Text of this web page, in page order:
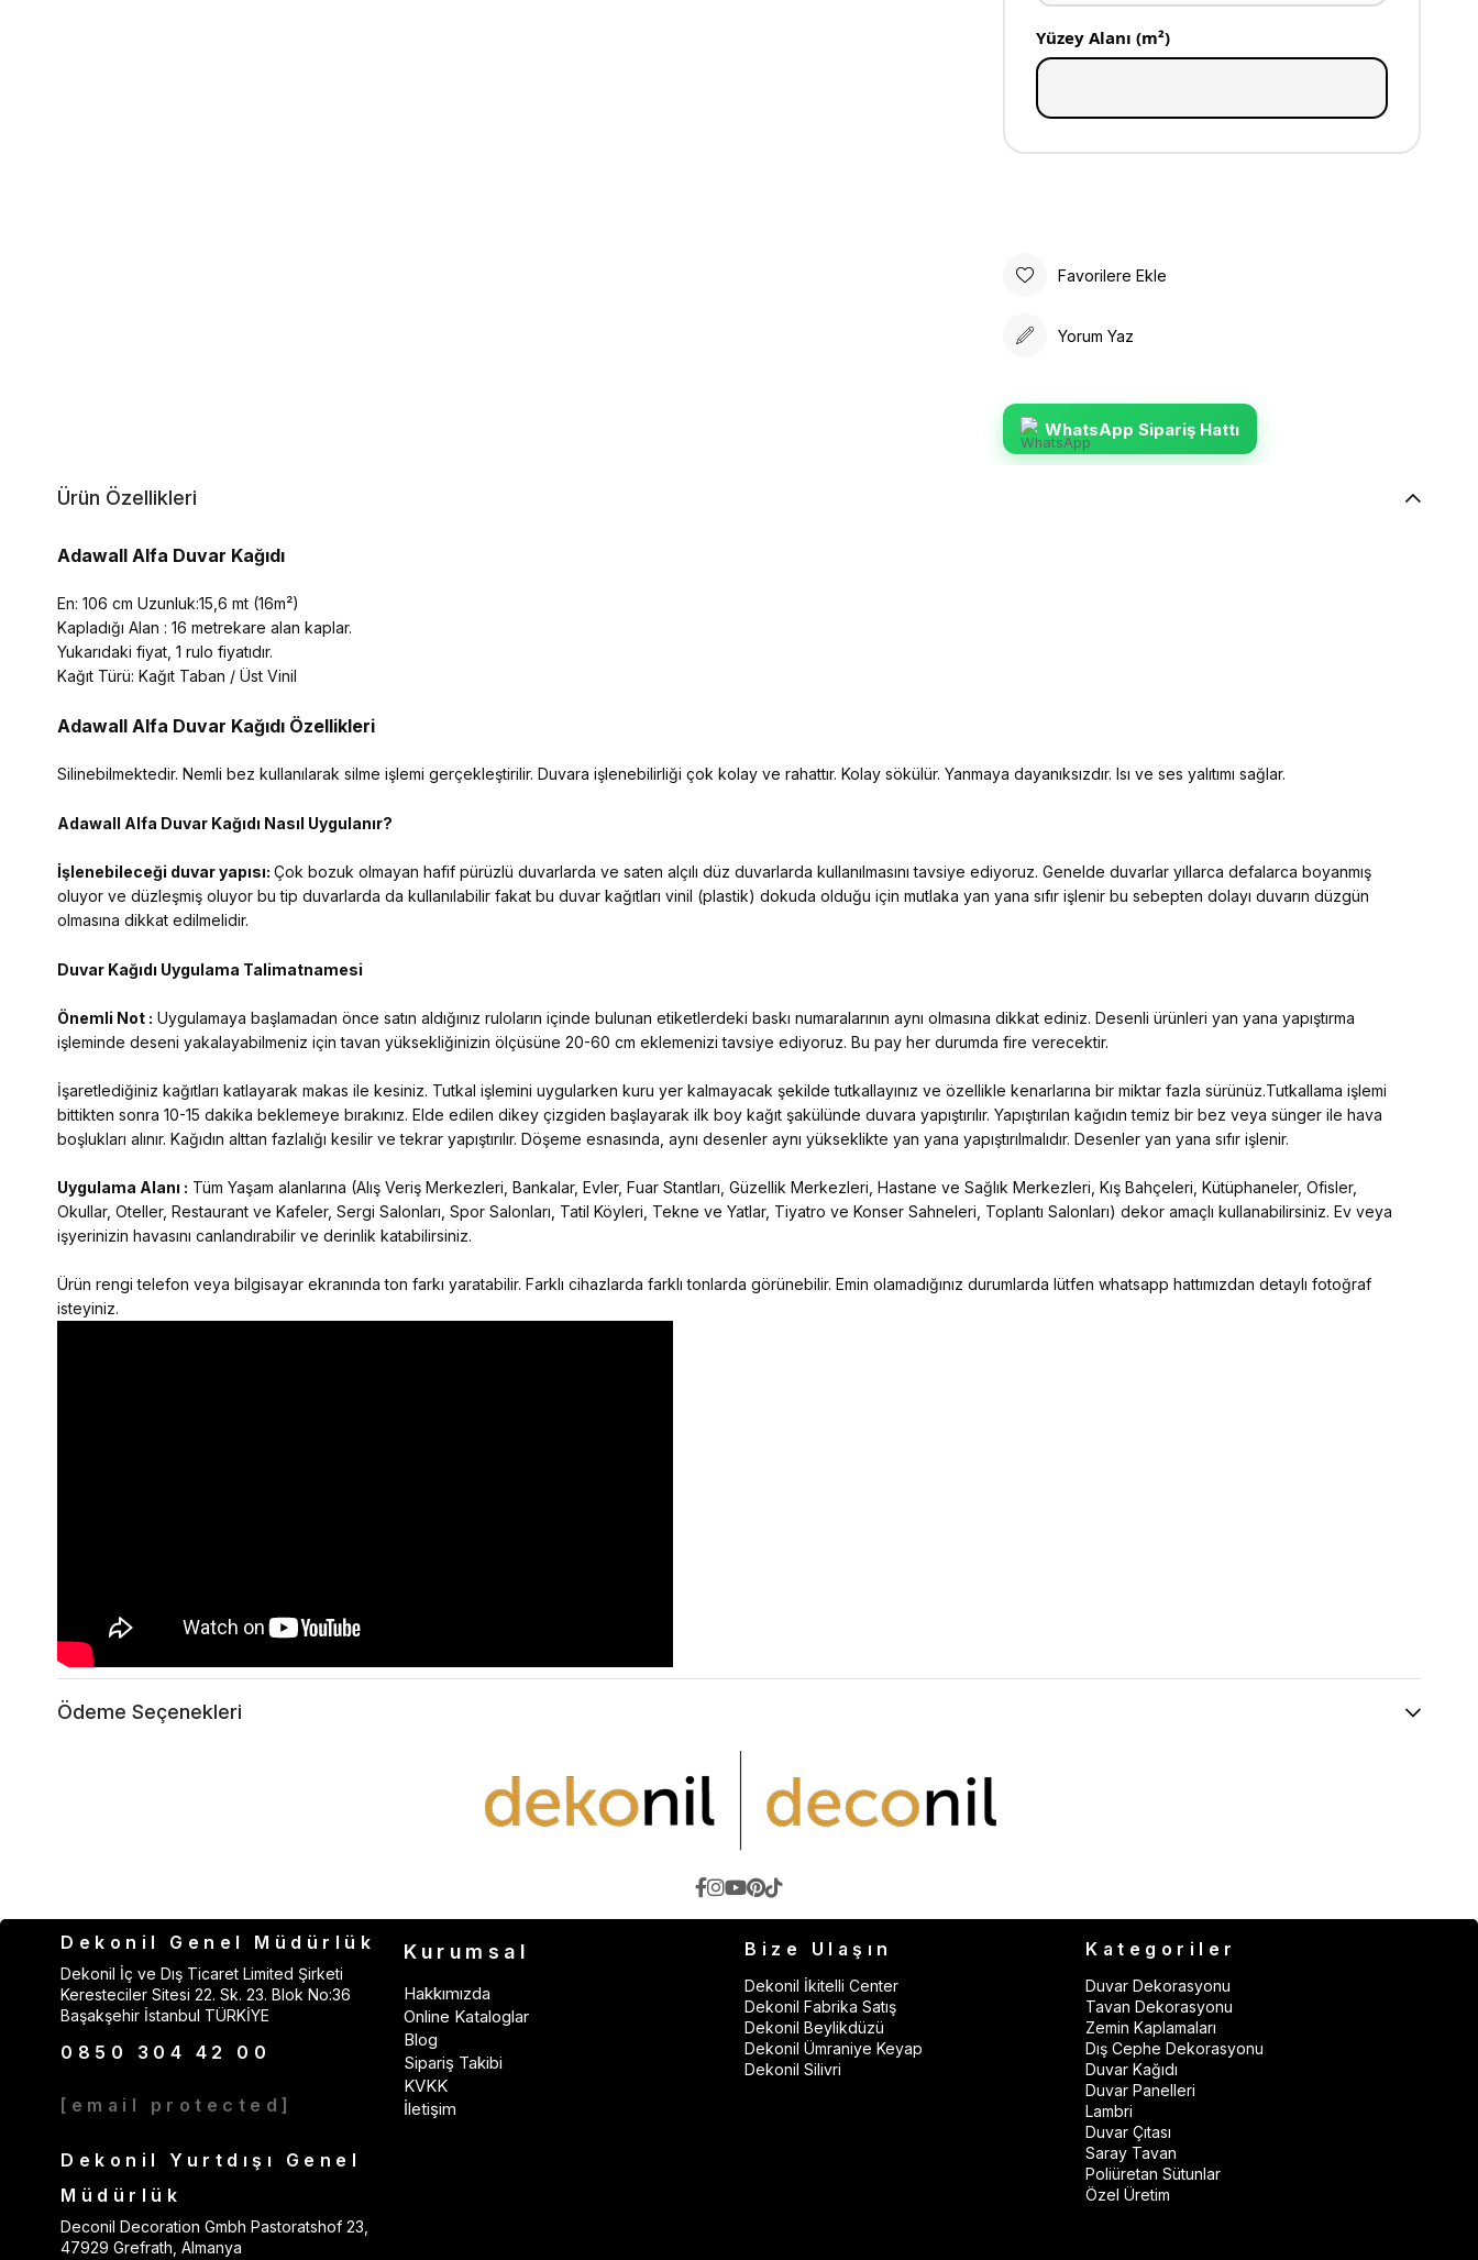
Yüzey Alanı (m²)
Favorilere Ekle
Yorum Yaz
WhatsApp Sipariş Hattı
Ürün Özellikleri
Adawall Alfa Duvar Kağıdı
En: 106 cm Uzunluk:15,6 mt (16m²)
Kapladığı Alan : 16 metrekare alan kaplar.
Yukarıdaki fiyat, 1 rulo fiyatıdır.
Kağıt Türü: Kağıt Taban / Üst Vinil
Adawall Alfa Duvar Kağıdı Özellikleri
Silinebilmektedir. Nemli bez kullanılarak silme işlemi gerçekleştirilir. Duvara işlenebilirliği çok kolay ve rahattır. Kolay sökülür. Yanmaya dayanıksızdır. Isı ve ses yalıtımı sağlar.
Adawall Alfa Duvar Kağıdı Nasıl Uygulanır?
İşlenebileceği duvar yapısı: Çok bozuk olmayan hafif pürüzlü duvarlarda ve saten alçılı düz duvarlarda kullanılmasını tavsiye ediyoruz. Genelde duvarlar yıllarca defalarca boyanmış
oluyor ve düzleşmiş oluyor bu tip duvarlarda da kullanılabilir fakat bu duvar kağıtları vinil (plastik) dokuda olduğu için mutlaka yan yana sıfır işlenir bu sebepten dolayı duvarın düzgün
olmasına dikkat edilmelidir.
Duvar Kağıdı Uygulama Talimatnamesi
Önemli Not : Uygulamaya başlamadan önce satın aldığınız ruloların içinde bulunan etiketlerdeki baskı numaralarının aynı olmasına dikkat ediniz. Desenli ürünleri yan yana yapıştırma
işleminde deseni yakalayabilmeniz için tavan yüksekliğinizin ölçüsüne 20-60 cm eklemenizi tavsiye ediyoruz. Bu pay her durumda fire verecektir.
İşaretlediğiniz kağıtları katlayarak makas ile kesiniz. Tutkal işlemini uygularken kuru yer kalmayacak şekilde tutkallayınız ve özellikle kenarlarına bir miktar fazla sürünüz.Tutkallama işlemi
bittikten sonra 10-15 dakika beklemeye bırakınız. Elde edilen dikey çizgiden başlayarak ilk boy kağıt şakülünde duvara yapıştırılır. Yapıştırılan kağıdın temiz bir bez veya sünger ile hava
boşlukları alınır. Kağıdın alttan fazlalığı kesilir ve tekrar yapıştırılır. Döşeme esnasında, aynı desenler aynı yükseklikte yan yana yapıştırılmalıdır. Desenler yan yana sıfır işlenir.
Uygulama Alanı : Tüm Yaşam alanlarına (Alış Veriş Merkezleri, Bankalar, Evler, Fuar Stantları, Güzellik Merkezleri, Hastane ve Sağlık Merkezleri, Kış Bahçeleri, Kütüphaneler, Ofisler,
Okullar, Oteller, Restaurant ve Kafeler, Sergi Salonları, Spor Salonları, Tatil Köyleri, Tekne ve Yatlar, Tiyatro ve Konser Sahneleri, Toplantı Salonları) dekor amaçlı kullanabilirsiniz. Ev veya
işyerinizin havasını canlandırabilir ve derinlik katabilirsiniz.
Ürün rengi telefon veya bilgisayar ekranında ton farkı yaratabilir. Farklı cihazlarda farklı tonlarda görünebilir. Emin olamadığınız durumlarda lütfen whatsapp hattımızdan detaylı fotoğraf
isteyiniz.
Ödeme Seçenekleri
Dekonil Genel Müdürlük
Dekonil İç ve Dış Ticaret Limited Şirketi
Keresteciler Sitesi 22. Sk. 23. Blok No:36
Başakşehir İstanbul TÜRKİYE
0850 304 42 00
[email protected]
Dekonil Yurtdışı Genel
Müdürlük
Deconil Decoration Gmbh Pastoratshof 23,
47929 Grefrath, Almanya
Kurumsal
Hakkımızda
Online Kataloglar
Blog
Sipariş Takibi
KVKK
İletişim
Bize Ulaşın
Dekonil İkitelli Center
Dekonil Fabrika Satış
Dekonil Beylikdüzü
Dekonil Ümraniye Keyap
Dekonil Silivri
Kategoriler
Duvar Dekorasyonu
Tavan Dekorasyonu
Zemin Kaplamaları
Dış Cephe Dekorasyonu
Duvar Kağıdı
Duvar Panelleri
Lambri
Duvar Çıtası
Saray Tavan
Poliüretan Sütunlar
Özel Üretim